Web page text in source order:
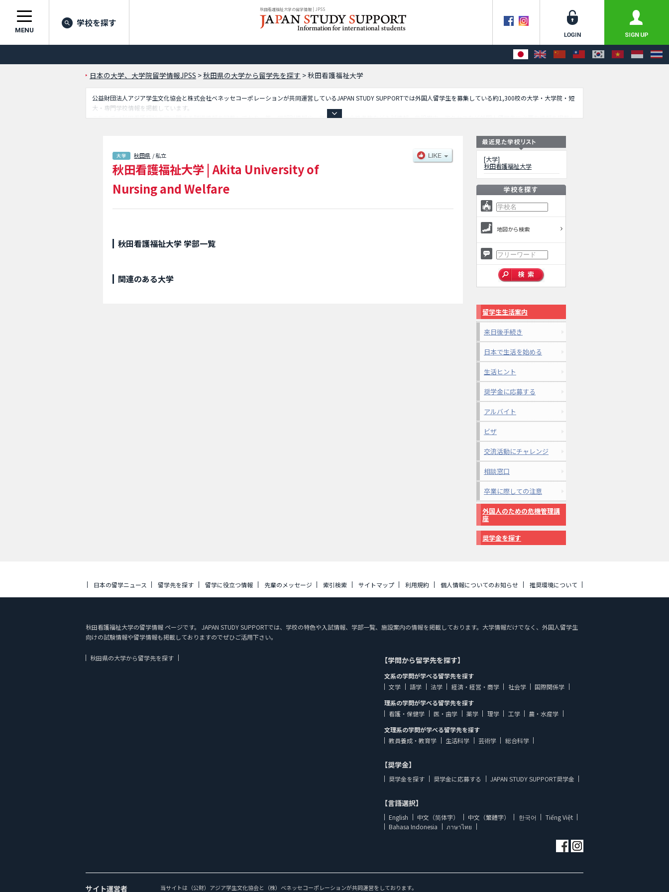
秋田看護福祉大学の留学情報 | JPSS
MENU
学校を探す
日本の大学、大学院留学情報JPSS >秋田県の大学から留学先を探す >秋田看護福祉大学
公益財団法人アジア学生文化協会と株式会社ベネッセコーポレーションが共同運営しているJAPAN STUDY SUPPORTでは外国人留学生を募集している約1,300校の大学・大学院・短
大・専門学校情報を掲載しています。
こちらでは秋田看護福祉大学に関する詳細情報を記載しており、等、学部別情報や、募集定員や合格者数など入試情報、施設案内、アクセスなど外国人留学生に必要な情報を掲載し
秋田県 / 私立
秋田看護福祉大学 |Akita University of
Nursing and Welfare
秋田看護福祉大学 学部一覧
関連のある大学
[大学]
秋田看護福祉大学
地図から検索
留学生生活案内
来日後手続き
日本で生活を始める
生活ヒント
奨学金に応募する
アルバイト
ビザ
交流活動にチャレンジ
相談窓口
卒業に際しての注意
外国人のための危機管理講
座
奨学金を探す
日本の留学ニュース 留学先を探す 留学に役立つ情報 先輩のメッセージ 索引検索 サイトマップ 利用規約 個人情報についてのお知らせ 推奨環境について
秋田看護福祉大学の留学情報 ページです。 JAPAN STUDY SUPPORTでは、学校の特色や入試情報、学部一覧、施設案内の情報を掲載しております。大学情報だけでなく、外国人留学生
向けの試験情報や留学情報も掲載しておりますのでぜひご活用下さい。
秋田県の大学から留学先を探す 【学問から留学先を探す】
文系の学問が学べる留学先を探す
文学
語学 法学 経済・経営・商学 社会学
国際関係学
理系の学問が学べる留学先を探す
看護・保健学
医・歯学 薬学 理学 工学
農・水産学
文理系の学問が学べる留学先を探す
教員養成・教育学
生活科学 芸術学 総合科学
【奨学金】
奨学金を探す 奨学金に応募する JAPAN STUDY SUPPORT奨学金
【言語選択】
English 中文（简体字） 中文（繁體字） 한국어
Tiếng Việt
Bahasa Indonesia
ภาษาไทย
サイト運営者 当サイトは（公財）アジア学生文化協会と（株）ベネッセコーポレーションが共同運営をしております。